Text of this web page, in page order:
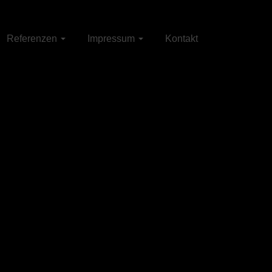
Referenzen Impressum Kontakt